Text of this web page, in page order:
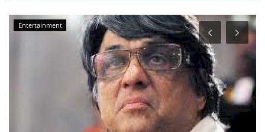
Entertainment